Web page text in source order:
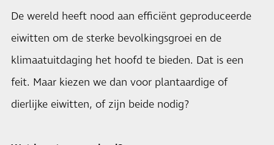
De wereld heeft nood aan efficiënt geproduceerde
eiwitten om de sterke bevolkingsgroei en de
klimaatuitdaging het hoofd te bieden. Dat is een
feit. Maar kiezen we dan voor plantaardige of
dierlijke eiwitten, of zijn beide nodig?